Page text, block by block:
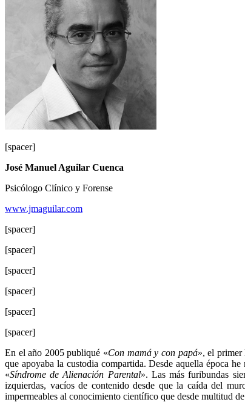
[spacer]
José Manuel Aguilar Cuenca
Psicólogo Clínico y Forense
www.jmaguilar.com
[spacer]
[spacer]
[spacer]
[spacer]
[spacer]
[spacer]
En el año 2005 publiqué «Con mamá y con papá», el primer
que apoyaba la custodia compartida. Desde aquella época
«Síndrome de Alienación Parental». Las más furibundas
izquierdas, vacíos de contenido desde que la caída del
impermeables al conocimiento científico que desde multitud